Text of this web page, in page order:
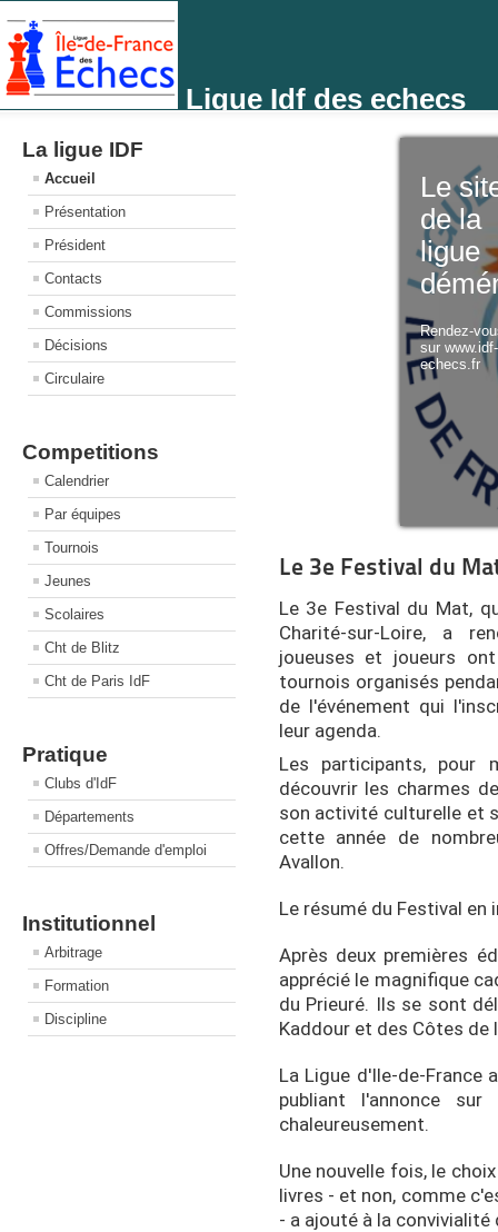
Ligue Idf des echecs
La ligue IDF
Accueil
Présentation
Président
Contacts
Commissions
Décisions
Circulaire
Competitions
Calendrier
Par équipes
Tournois
Jeunes
Scolaires
Cht de Blitz
Cht de Paris IdF
Pratique
Clubs d'IdF
Départements
Offres/Demande d'emploi
Institutionnel
Arbitrage
Formation
Discipline
Le
de la
ligue
Rendez-
sur
echecs.fr
Le 3e Festival du
Le 3e Festival du Mat,
Charité-sur-Loire, a
joueuses et joueurs
tournois organisés
de l'événement qui
leur agenda.
Les participants, pour
découvrir les charmes
son activité culturelle et
cette année de
Avallon.
Le résumé du Festival en
Après deux premières
apprécié le magnifique
du Prieuré. Ils se sont
Kaddour et des Côtes de
La Ligue d'Ile-de-France
publiant l'annonce
chaleureusement.
Une nouvelle fois, le
livres - et non, comme
- a ajouté à la convivialité